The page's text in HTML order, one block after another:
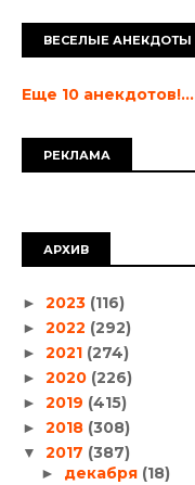
ВЕСЕЛЫЕ АНЕКДОТЫ
Еще 10 анекдотов!...
РЕКЛАМА
АРХИВ
► 2023 (116)
► 2022 (292)
► 2021 (274)
► 2020 (226)
► 2019 (415)
► 2018 (308)
▼ 2017 (387)
► декабря (18)